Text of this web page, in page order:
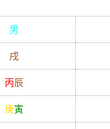
男
戌
丙辰
庚寅